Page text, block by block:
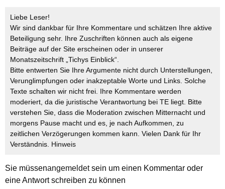
Liebe Leser!
Wir sind dankbar für Ihre Kommentare und schätzen Ihre aktive
Beteiligung sehr. Ihre Zuschriften können auch als eigene
Beiträge auf der Site erscheinen oder in unserer
Monatszeitschrift „Tichys Einblick“.
Bitte entwerten Sie Ihre Argumente nicht durch Unterstellungen,
Verunglimpfungen oder inakzeptable Worte und Links. Solche
Texte schalten wir nicht frei. Ihre Kommentare werden
moderiert, da die juristische Verantwortung bei TE liegt. Bitte
verstehen Sie, dass die Moderation zwischen Mitternacht und
morgens Pause macht und es, je nach Aufkommen, zu
zeitlichen Verzögerungen kommen kann. Vielen Dank für Ihr
Verständnis. Hinweis
Sie müssenangemeldetsein um einen Kommentar oder
eine Antwort schreiben zu können